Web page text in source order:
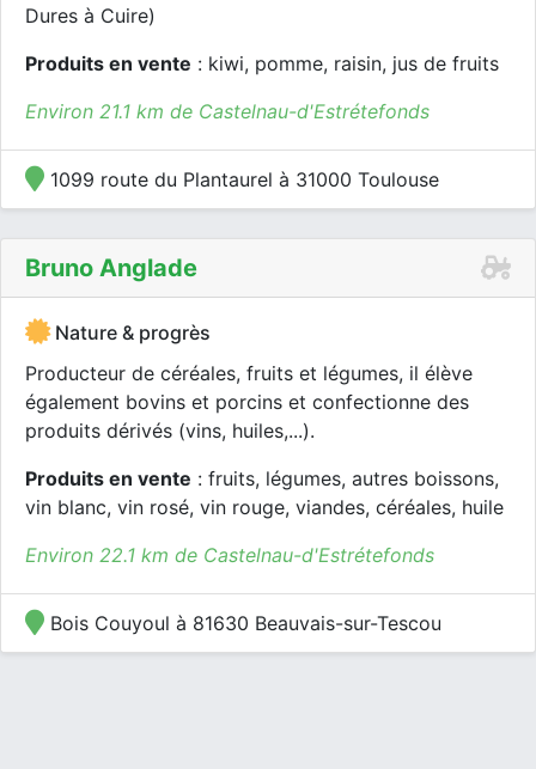
Dures à Cuire)
Produits en vente : kiwi, pomme, raisin, jus de fruits
Environ 21.1 km de Castelnau-d'Estrétefonds
1099 route du Plantaurel à 31000 Toulouse
Bruno Anglade
Nature & progrès
Producteur de céréales, fruits et légumes, il élève
également bovins et porcins et confectionne des
produits dérivés (vins, huiles,...).
Produits en vente : fruits, légumes, autres boissons,
vin blanc, vin rosé, vin rouge, viandes, céréales, huile
Environ 22.1 km de Castelnau-d'Estrétefonds
Bois Couyoul à 81630 Beauvais-sur-Tescou